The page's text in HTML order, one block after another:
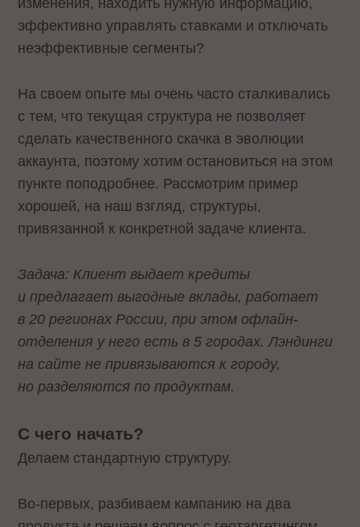
изменения, находить нужную информацию,
эффективно управлять ставками и отключать
неэффективные сегменты?
На своем опыте мы очень часто сталкивались
с тем, что текущая структура не позволяет
сделать качественного скачка в эволюции
аккаунта, поэтому хотим остановиться на этом
пункте поподробнее. Рассмотрим пример
хорошей, на наш взгляд, структуры,
привязанной к конкретной задаче клиента.
Задача: Клиент выдает кредиты
и предлагает выгодные вклады, работает
в 20 регионах России, при этом офлайн-
отделения у него есть в 5 городах. Лэндинги
на сайте не привязываются к городу,
но разделяются по продуктам.
С чего начать?
Делаем стандартную структуру.
Во-первых, разбиваем кампанию на два